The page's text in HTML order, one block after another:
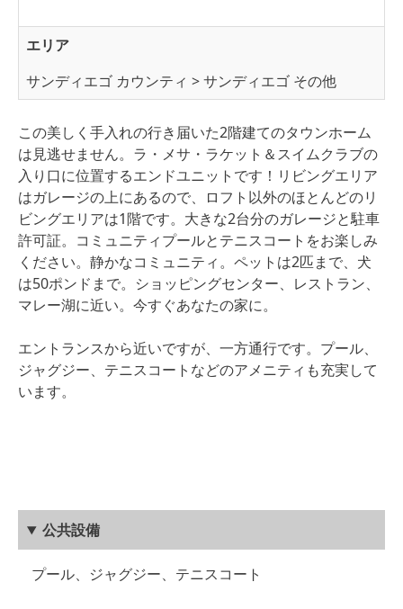
エリア
サンディエゴ カウンティ > サンディエゴ その他
この美しく手入れの行き届いた2階建てのタウンホーム
は見逃せません。ラ・メサ・ラケット＆スイムクラブの
入り口に位置するエンドユニットです！リビングエリア
はガレージの上にあるので、ロフト以外のほとんどのリ
ビングエリアは1階です。大きな2台分のガレージと駐車
許可証。コミュニティプールとテニスコートをお楽しみ
ください。静かなコミュニティ。ペットは2匹まで、犬
は50ポンドまで。ショッピングセンター、レストラン、
マレー湖に近い。今すぐあなたの家に。
エントランスから近いですが、一方通行です。プール、
ジャグジー、テニスコートなどのアメニティも充実して
います。
公共設備
プール、ジャグジー、テニスコート